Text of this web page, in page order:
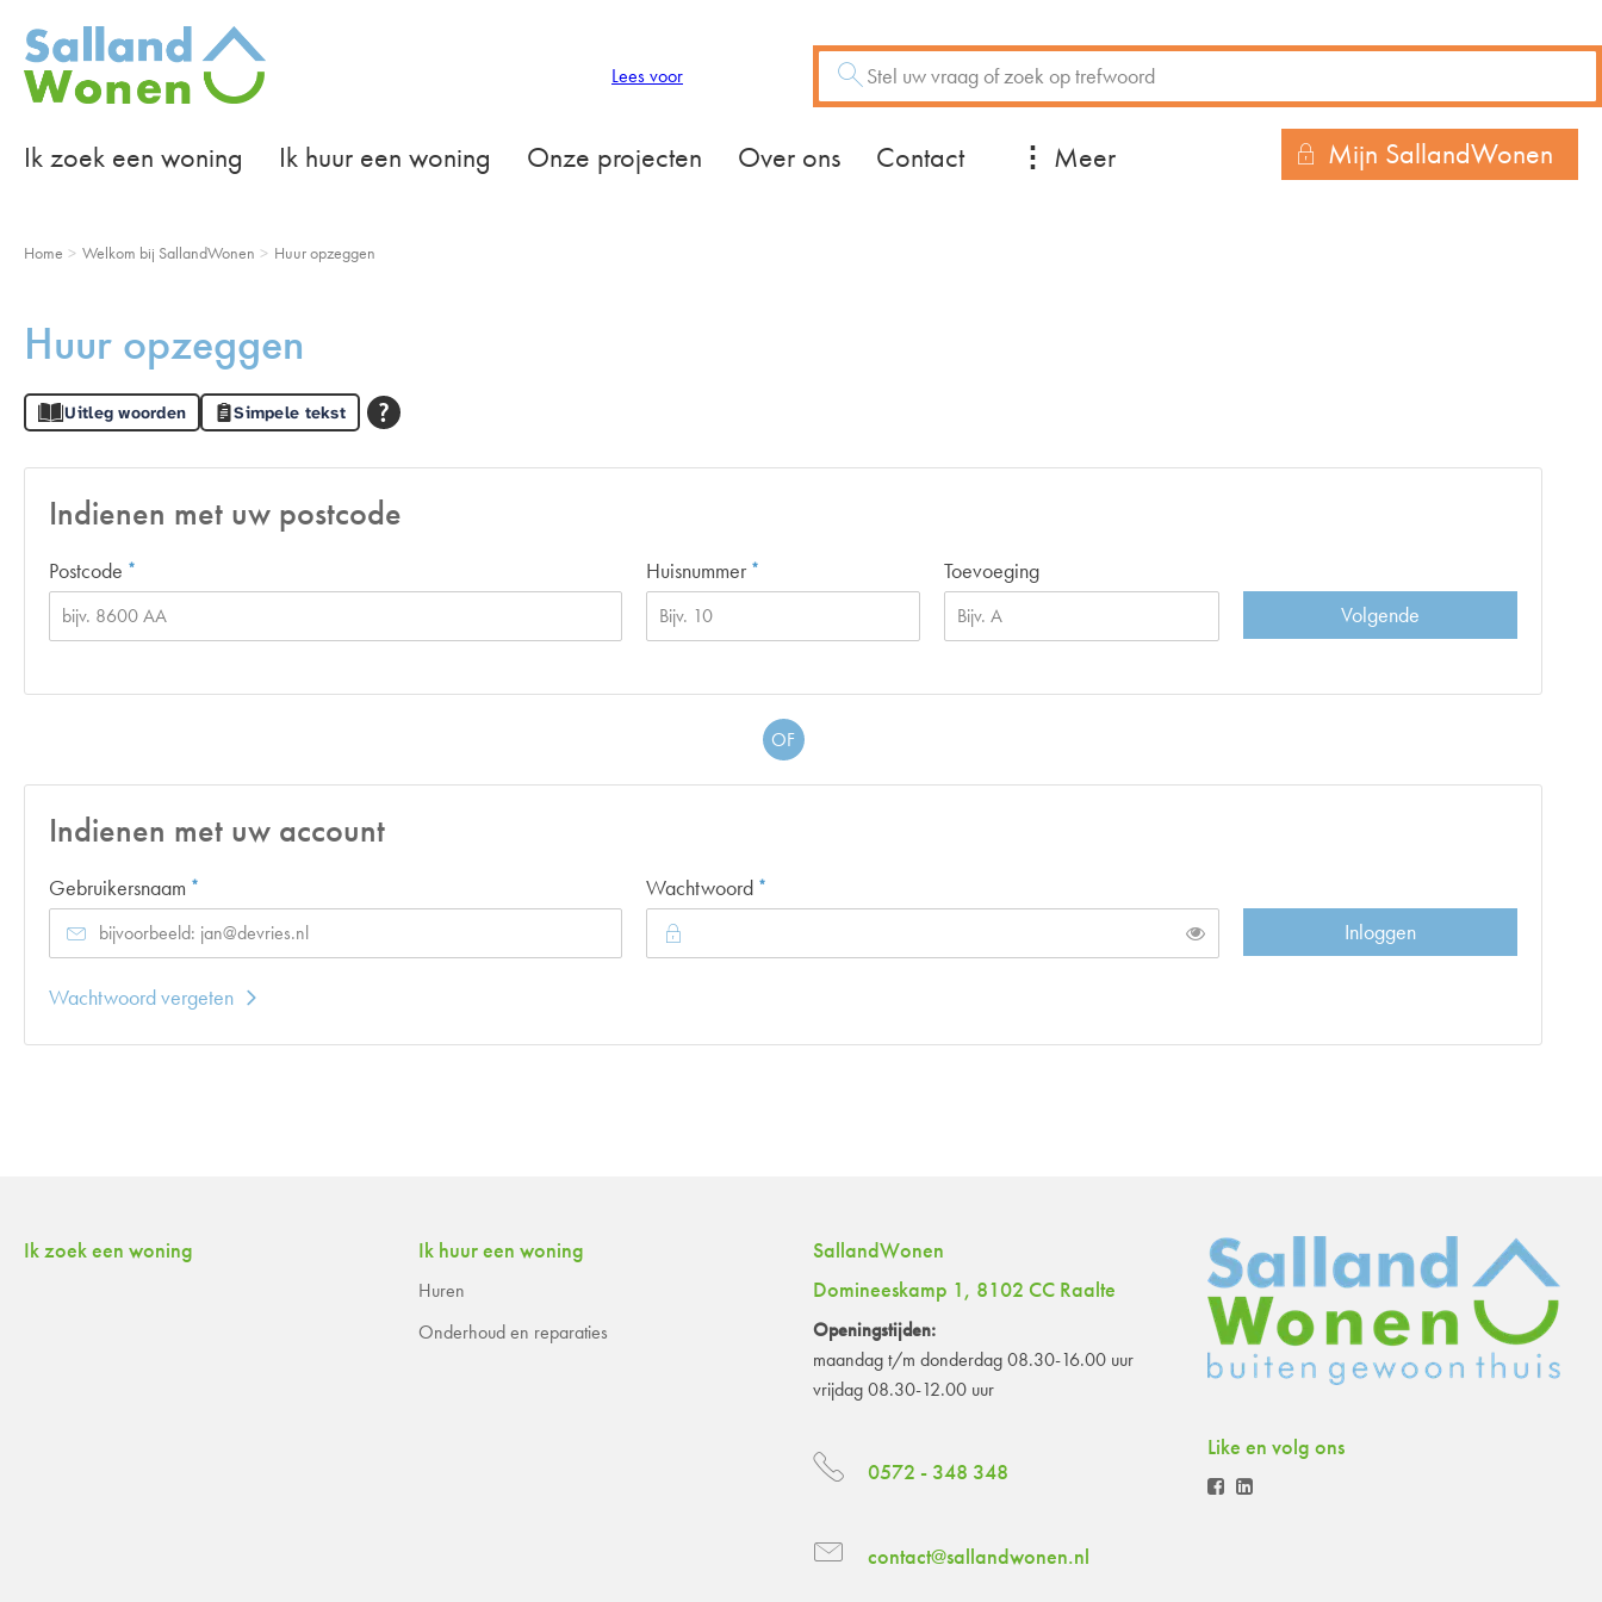
Naar de homepage
Ik zoek een woning Ik huur een woning Onze projecten Over ons Contact Meer
Lees voor Zoeken
Vraag of trefwoord
Mijn SallandWonen
Home Welkom bij SallandWonen Huur opzeggen
Huur opzeggen
Uitleg woorden Simpele tekst
Indienen met uw postcode
Postcode * Huisnummer *
Toevoeging
Volgende
OF
Indienen met uw account
Gebruikersnaam * Wachtwoord *
Inloggen
Wachtwoord vergeten
Contactinformatie
Ik zoek een woning Ik huur een woning
Huren
Onderhoud en reparaties
SallandWonen
Domineeskamp 1, 8102 CC Raalte
Openingstijden:
maandag t/m donderdag 08.30-16.00 uur
vrijdag 08.30-12.00 uur
0572 - 348 348
contact@sallandwonen.nl
Like en volg ons